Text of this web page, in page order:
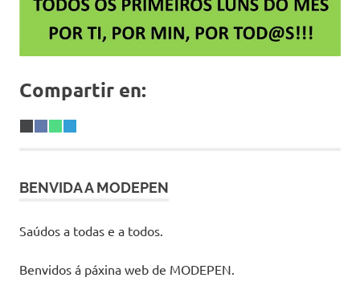
Compartir en:
Share
X Share
Facebook
Share
WhatsApp
Share
Telegram
BENVIDA A MODEPEN
Saúdos a todas e a todos.
Benvidos á páxina web de MODEPEN.